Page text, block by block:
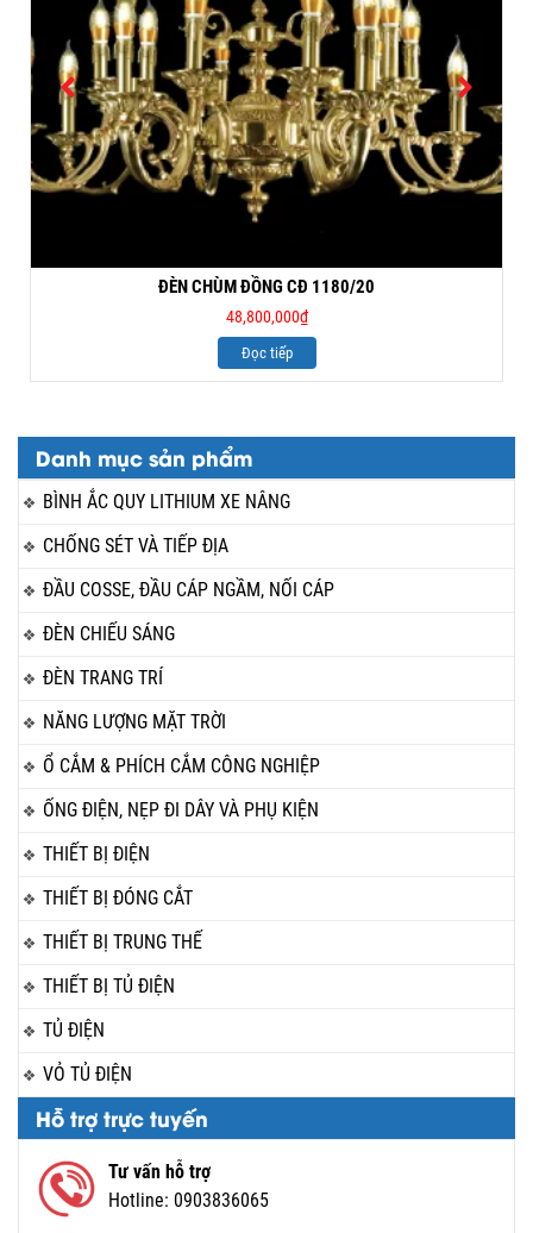
Danh mục sản phẩm
BÌNH ẮC QUY LITHIUM XE NÂNG
CHỐNG SÉT VÀ TIẾP ĐỊA
ĐẦU COSSE, ĐẦU CÁP NGẦM, NỐI CÁP
ĐÈN CHIẾU SÁNG
ĐÈN TRANG TRÍ
NĂNG LƯỢNG MẶT TRỜI
Ổ CẮM & PHÍCH CẮM CÔNG NGHIỆP
ỐNG ĐIỆN, NẸP ĐI DÂY VÀ PHỤ KIỆN
THIẾT BỊ ĐIỆN
THIẾT BỊ ĐÓNG CẮT
THIẾT BỊ TRUNG THẾ
THIẾT BỊ TỦ ĐIỆN
TỦ ĐIỆN
VỎ TỦ ĐIỆN
Hỗ trợ trực tuyến
Tư vấn hỗ trợ
Hotline: 0903836065
ĐÈN CHÙM ĐỒNG CĐ 1180/20
48,800,000₫
Đọc tiếp